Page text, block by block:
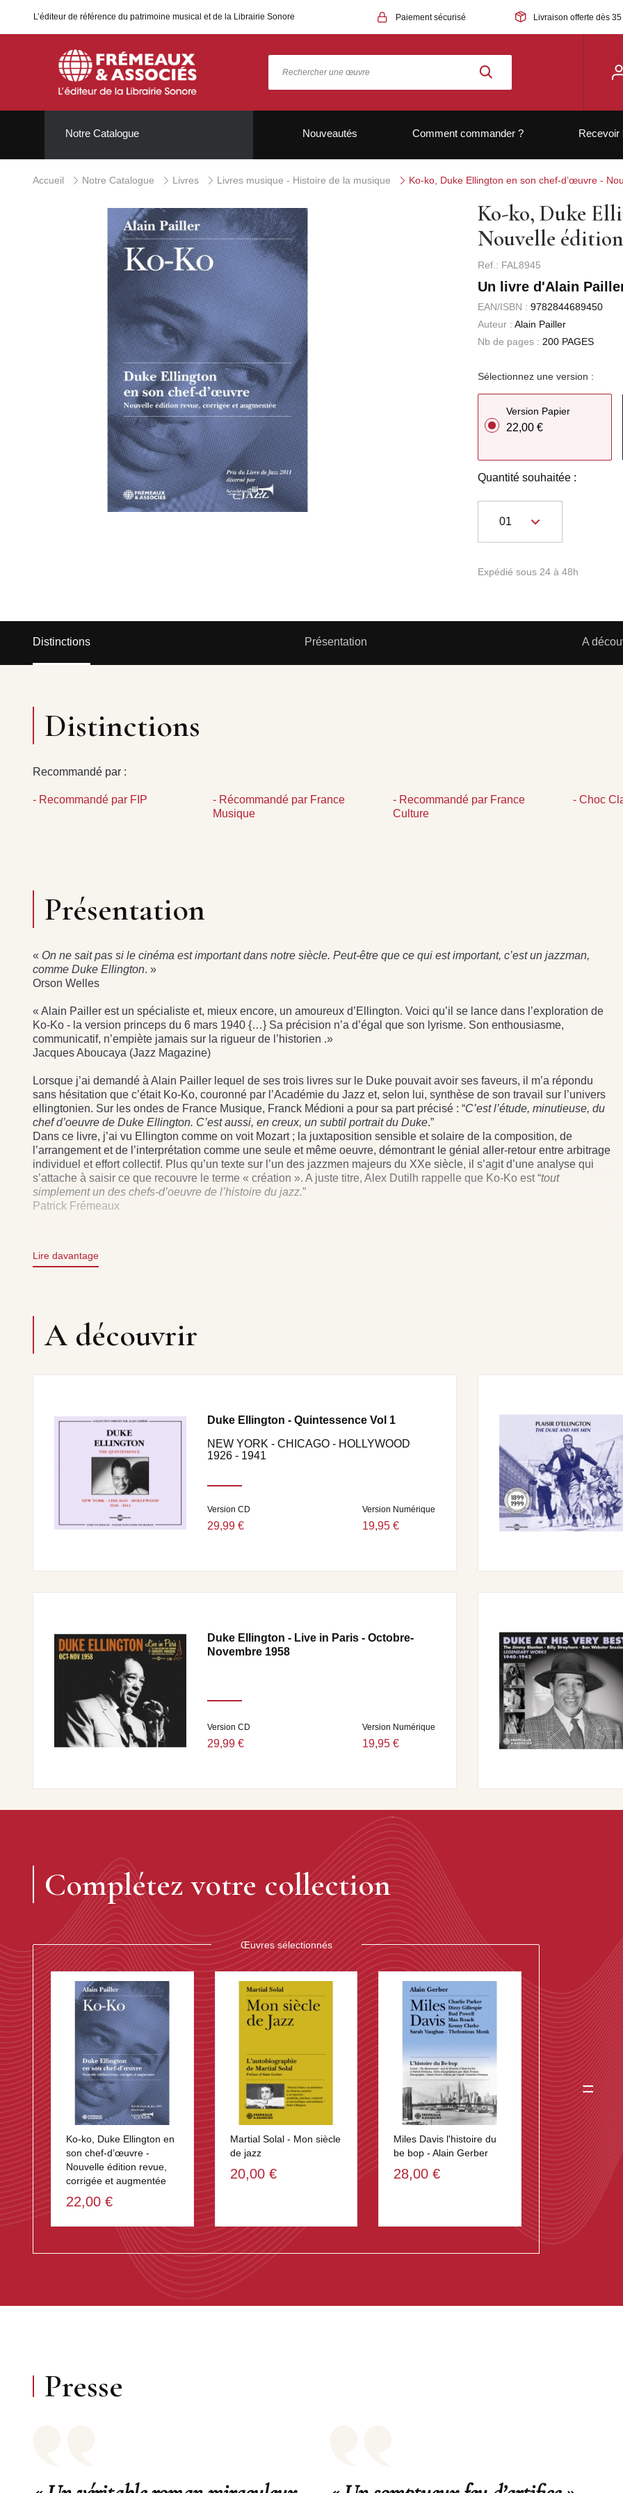
L’éditeur de référence du patrimoine musical et de la Librairie Sonore Paiement sécurisé Livraison offerte dès
Notre Catalogue Nouveautés Comment commander ? Recevoir
Accueil Notre Catalogue Livres Livres musique - Histoire de la musique Ko-ko, Duke Ellington en son chef-d’œuvre -
Ko-ko, Duke
Nouvelle
Ref.: FAL8945
Un livre d'Alain
EAN/ISBN : 9782844689450
Auteur : Alain Pailler
Nb de pages : 200 PAGES
Sélectionnez une version :
Version Papier
22,00 €
Quantité souhaitée :
Expédié sous 24 à 48h
Distinctions Présentation A
Distinctions
Recommandé par :
- Recommandé par FIP
- Récommandé par France
Musique
- Recommandé par France
Culture
- Choc
Présentation
« On ne sait pas si le cinéma est important dans notre siècle. Peut-être que ce qui est important, c’est un jazzman,
comme Duke Ellington. »
Orson Welles
« Alain Pailler est un spécialiste et, mieux encore, un amoureux d’Ellington. Voici qu’il se lance dans l’exploration de
Ko-Ko - la version princeps du 6 mars 1940 {…} Sa précision n’a d’égal que son lyrisme. Son enthousiasme,
communicatif, n’empiète jamais sur la rigueur de l’historien .»
Jacques Aboucaya (Jazz Magazine)
Lorsque j’ai demandé à Alain Pailler lequel de ses trois livres sur le Duke pouvait avoir ses faveurs, il m’a répondu
sans hésitation que c’était Ko-Ko, couronné par l’Académie du Jazz et, selon lui, synthèse de son travail sur l’univers
ellingtonien. Sur les ondes de France Musique, Franck Médioni a pour sa part précisé : “C’est l’étude, minutieuse, du
chef d’oeuvre de Duke Ellington. C’est aussi, en creux, un subtil portrait du Duke.”
Dans ce livre, j’ai vu Ellington comme on voit Mozart ; la juxtaposition sensible et solaire de la composition, de
l’arrangement et de l’interprétation comme une seule et même oeuvre, démontrant le génial aller-retour entre arbitrage
individuel et effort collectif. Plus qu’un texte sur l’un des jazzmen majeurs du XXe siècle, il s’agit d’une analyse qui
s’attache à saisir ce que recouvre le terme « création ». A juste titre, Alex Dutilh rappelle que Ko-Ko est “tout
simplement un des chefs-d’oeuvre de l’histoire du jazz.”
Patrick Frémeaux
Lire davantage
A découvrir
Duke Ellington - Quintessence Vol 1
NEW YORK - CHICAGO - HOLLYWOOD
1926 - 1941
Version CD
29,99 €
Version Numérique
19,95 €
Duke Ellington - Live in Paris - Octobre-
Novembre 1958
Version CD
29,99 €
Version Numérique
19,95 €
Complétez votre collection
Œuvres sélectionnés
Ko-ko, Duke Ellington en
son chef-d’œuvre -
Nouvelle édition revue,
corrigée et augmentée
22,00 €
Martial Solal - Mon siècle
de jazz
20,00 €
Miles Davis l'histoire du
be bop - Alain Gerber
28,00 €
=
Presse